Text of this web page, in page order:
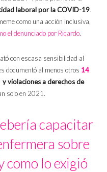
laboral por la COVID-19.
como una acción inclusiva,
el denunciado por Ricardo.
con escasa sensibilidad al
documentó al menos otros 14
violaciones a derechos de
solo en 2021.
capacitar
sobre
como lo exigió